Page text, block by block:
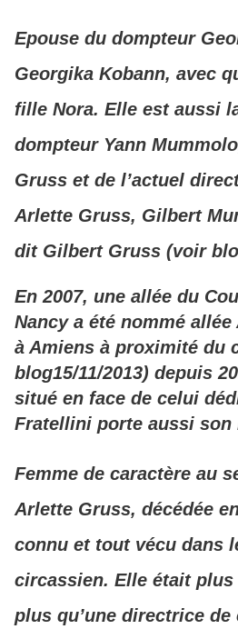
Epouse du dompteur
Georgika Kobann, avec
fille Nora. Elle est aussi
dompteur Yann
Gruss et de l’actuel
Arlette Gruss, Gilbert
dit Gilbert Gruss (voir
En 2007, une allée du
Nancy a été nommé
à Amiens à proximité du
blog15/11/2013) depuis
situé en face de celui
Fratellini porte aussi son
Femme de caractère au
Arlette Gruss, décédée
connu et tout vécu dans
circassien. Elle était plus
plus qu’une directrice de